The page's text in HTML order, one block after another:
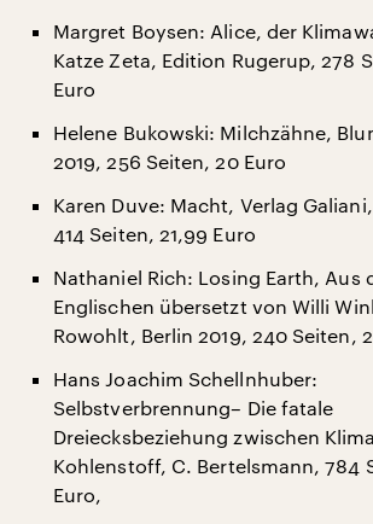
Margret Boysen: Alice, der
Katze Zeta, Edition Rugerup, 278
Euro
Helene Bukowski: Milchzähne,
2019, 256 Seiten, 20 Euro
Karen Duve: Macht, Verlag
414 Seiten, 21,99 Euro
Nathaniel Rich: Losing Earth, Aus
Englischen übersetzt von Willi
Rowohlt, Berlin 2019, 240 Seiten,
Hans Joachim Schellnhuber:
Selbstverbrennung– Die fatale
Dreiecksbeziehung zwischen
Kohlenstoff, C. Bertelsmann, 784
Euro,